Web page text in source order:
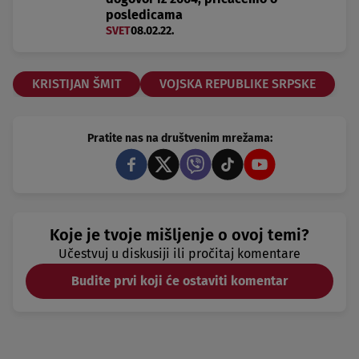
posledicama
SVET08.02.22.
KRISTIJAN ŠMIT VOJSKA REPUBLIKE SRPSKE
Pratite nas na društvenim mrežama:
Koje je tvoje mišljenje o ovoj temi?
Učestvuj u diskusiji ili pročitaj komentare
Budite prvi koji će ostaviti komentar